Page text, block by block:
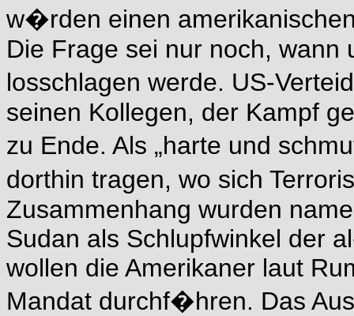
w�rden einen
Die Frage sei nur noch, wann
losschlagen werde. US-
seinen Kollegen, der Kampf
zu Ende. Als „harte und
dorthin tragen, wo sich
Zusammenhang wurden
Sudan als Schlupfwinkel der
wollen die Amerikaner laut
Mandat durchf�hren. Das